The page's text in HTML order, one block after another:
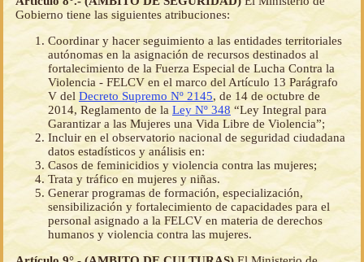
Gobierno tiene las siguientes atribuciones:
Coordinar y hacer seguimiento a las entidades territoriales
autónomas en la asignación de recursos destinados al
fortalecimiento de la Fuerza Especial de Lucha Contra la
Violencia - FELCV en el marco del Artículo 13 Parágrafo
V del Decreto Supremo Nº 2145, de 14 de octubre de
2014, Reglamento de la Ley Nº 348 “Ley Integral para
Garantizar a las Mujeres una Vida Libre de Violencia”;
Incluir en el observatorio nacional de seguridad ciudadana
datos estadísticos y análisis en:
Casos de feminicidios y violencia contra las mujeres;
Trata y tráfico en mujeres y niñas.
Generar programas de formación, especialización,
sensibilización y fortalecimiento de capacidades para el
personal asignado a la FELCV en materia de derechos
humanos y violencia contra las mujeres.